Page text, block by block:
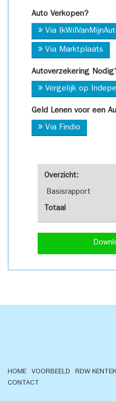
Overzicht:
Basisrapport
Totaal
Auto Verkopen?
Via
Via Marktplaats
Autoverzekering
Vergelijk op
Geld Lenen voor een
Via Findio
HOME VOORBEELD RDW
CONTACT